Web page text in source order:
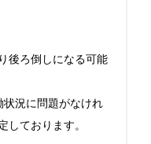
後ろ倒しになる可能
況に問題がなけれ
しております。